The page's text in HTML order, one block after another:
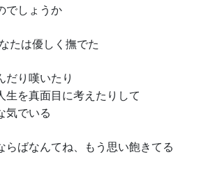
でしょうか
たは優しく撫でた
だり嘆いたり
生を真面目に考えたりして
気でいる
らばなんてね、もう思い飽きてる